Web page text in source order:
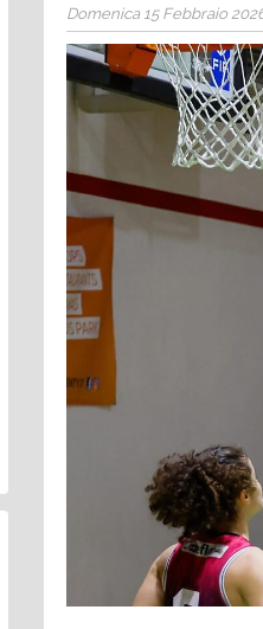
Domenica 15 Febbraio